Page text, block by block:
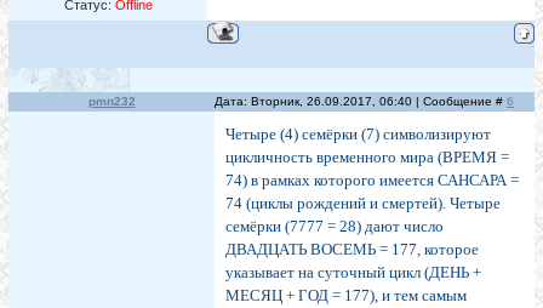
Статус: Offline
pmn232 Дата: Вторник, 26.09.2017, 06:40 | Сообщение # 6
Четыре (4) семёрки (7) символизируют
цикличность временного мира (ВРЕМЯ =
74) в рамках которого имеется САНСАРА =
74 (циклы рождений и смертей). Четыре
семёрки (7777 = 28) дают число
ДВАДЦАТЬ ВОСЕМЬ = 177, которое
указывает на суточный цикл (ДЕНЬ +
МЕСЯЦ + ГОД = 177), и тем самым